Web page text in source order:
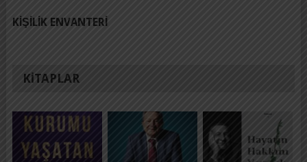
KIŞILIK ENVANTERI
KITAPLAR